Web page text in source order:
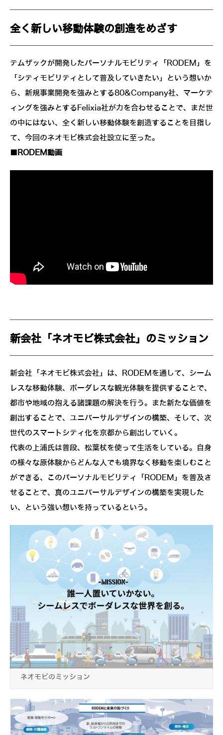
全く新しい移動体験の創造をめざす
テムザックが開発したパーソナルモビリティ「RODEM」を
「シティモビリティとして普及していきたい」という想いか
ら、新規事業開発を強みとする80&Company社、マーケテ
ィングを強みとするFelixia社が力を合わせることで、まだ世
の中にはない、全く新しい移動体験を創造することを目指し
て、今回のネオモビ株式会社設立に至った。
■RODEM動画
新会社「ネオモビ株式会社」のミッション
新会社「ネオモビ株式会社」は、RODEMを通して、シーム
レスな移動体験、ボーダレスな観光体験を提供することで、
都市や地域の抱える諸課題の解決を行う。また新たな価値を
創出することで、ユニバーサルデザインの構築、そして、次
世代のスマートシティ化を京都から創出していく。
代表の上浦氏は普段、松葉杖を使って生活をしている。自身
の様々な原体験からどんな人でも境界なく移動を楽しむこと
ができる、このパーソナルモビリティ「RODEM」を普及さ
せることで、真のユニバーサルデザインの構築を実現した
い、という強い想いを持っているという。
ネオモビのミッション